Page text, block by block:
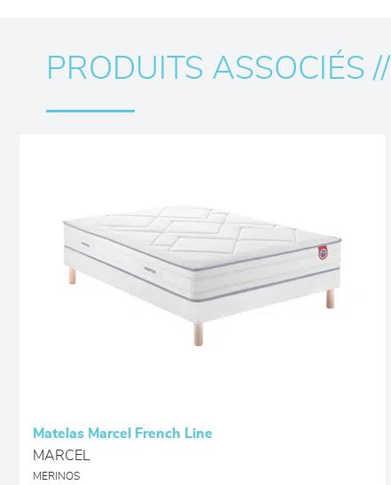
PRODUITS ASSOCIÉS //
Matelas Marcel French Line
MARCEL
MERINOS